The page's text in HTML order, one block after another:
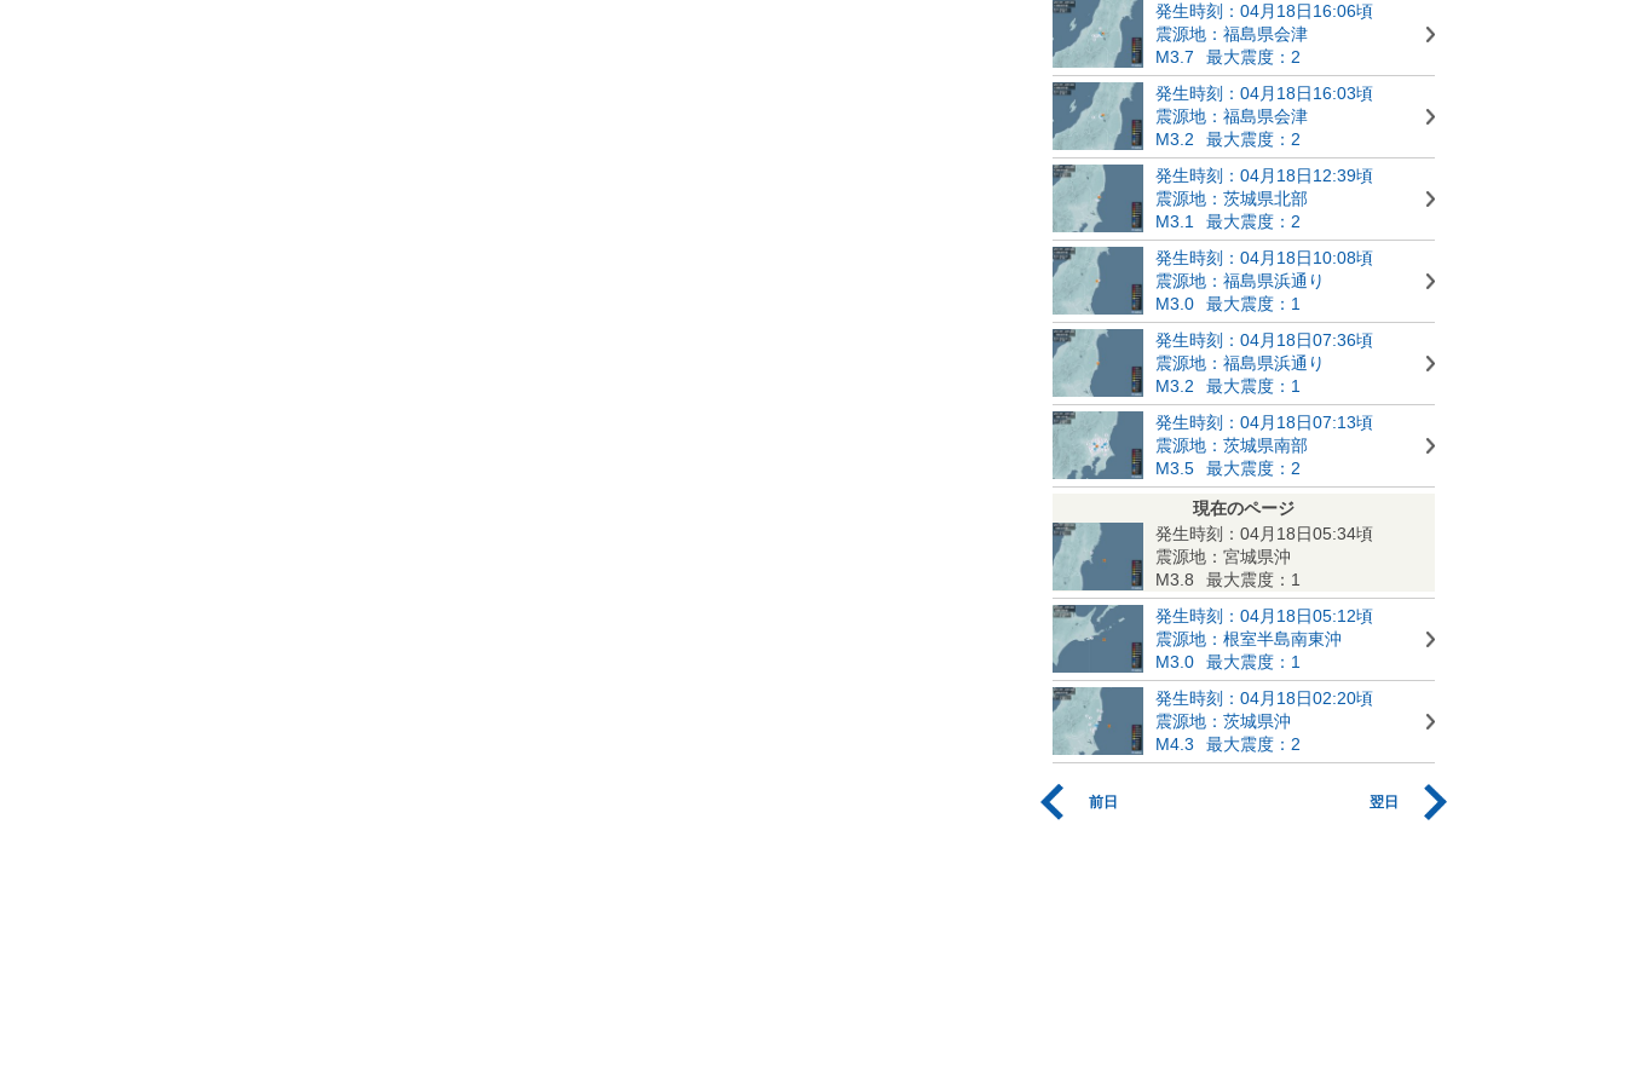
発生時刻：04月18日16:06頃
震源地：福島県会津
M3.7
最大震度：2
発生時刻：04月18日16:03頃
震源地：福島県会津
M3.2
最大震度：2
発生時刻：04月18日12:39頃
震源地：茨城県北部
M3.1
最大震度：2
発生時刻：04月18日10:08頃
震源地：福島県浜通り
M3.0
最大震度：1
発生時刻：04月18日07:36頃
震源地：福島県浜通り
M3.2
最大震度：1
発生時刻：04月18日07:13頃
震源地：茨城県南部
M3.5
最大震度：2
現在のページ
発生時刻：04月18日05:34頃
震源地：宮城県沖
M3.8
最大震度：1
発生時刻：04月18日05:12頃
震源地：根室半島南東沖
M3.0
最大震度：1
発生時刻：04月18日02:20頃
震源地：茨城県沖
M4.3
最大震度：2
前日 翌日